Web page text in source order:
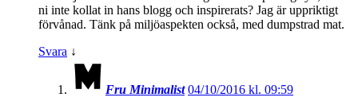
ni inte kollat in hans blogg och inspirerats? Jag är uppriktigt
förvånad. Tänk på miljöaspekten också, med dumpstrad mat.
Svara ↓
Fru Minimalist 04/10/2016 kl. 09:59